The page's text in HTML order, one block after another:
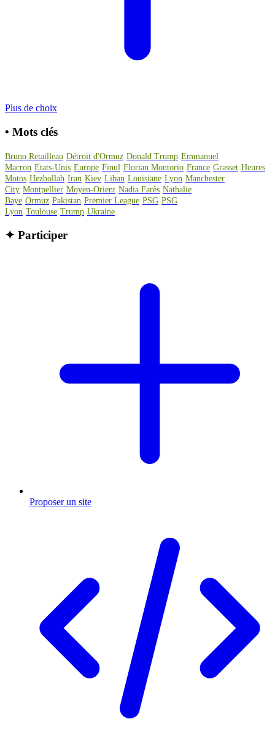
Plus de choix
• Mots clés
Bruno Retailleau Détroit d'Ormuz Donald Trump Emmanuel
Macron Etats-Unis Europe Finul Florian Montorio France Grasset Heures
Motos Hezbollah Iran Kiev Liban Louisiane Lyon Manchester
City Montpellier Moyen-Orient Nadia Farès Nathalie
Baye Ormuz Pakistan Premier League PSG PSG
Lyon Toulouse Trump Ukraine
✦ Participer
Proposer un site